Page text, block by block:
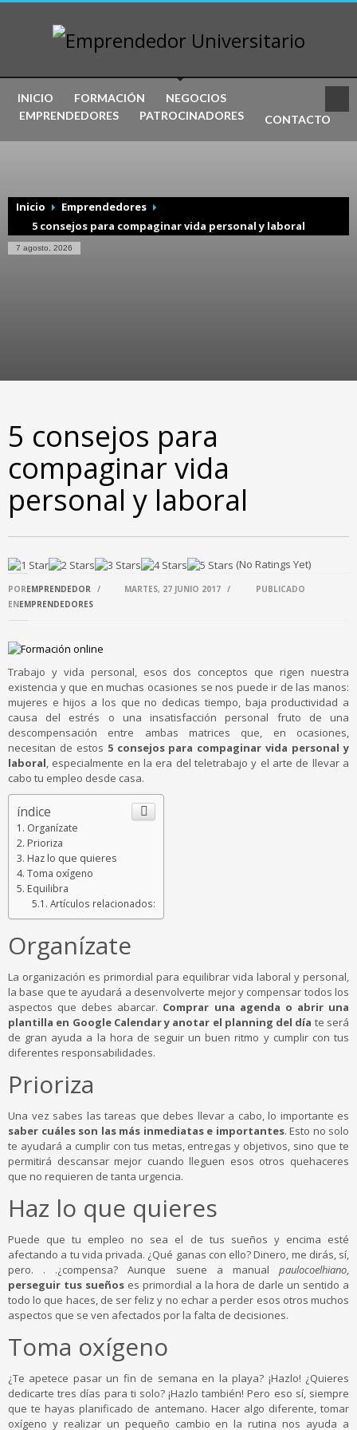
INICIO FORMACIÓN
NEGOCIOS
EMPRENDEDORES
PATROCINADORES CONTACTO
Inicio
Emprendedores
5 consejos para compaginar vida personal y laboral
7 agosto, 2026
5 consejos para
compaginar vida
personal y laboral
(No Ratings Yet)
POREMPRENDEDOR / MARTES, 27 JUNIO 2017 /
PUBLICADO
ENEMPRENDEDORES
Trabajo y vida personal, esos dos conceptos que rigen nuestra
existencia y que en muchas ocasiones se nos puede ir de las manos:
mujeres e hijos a los que no dedicas tiempo, baja productividad a
causa del estrés o una insatisfacción personal fruto de una
descompensación entre ambas matrices que, en ocasiones,
necesitan de estos 5 consejos para compaginar vida personal y
laboral, especialmente en la era del teletrabajo y el arte de llevar a
cabo tu empleo desde casa.
índice
Organízate
Prioriza
Haz lo que quieres
Toma oxígeno
Equilibra
Artículos relacionados:
Organízate
La organización es primordial para equilibrar vida laboral y personal,
la base que te ayudará a desenvolverte mejor y compensar todos los
aspectos que debes abarcar. Comprar una agenda o abrir una
plantilla en Google Calendar y anotar el planning del día te será
de gran ayuda a la hora de seguir un buen ritmo y cumplir con tus
diferentes responsabilidades.
Prioriza
Una vez sabes las tareas que debes llevar a cabo, lo importante es
saber cuáles son las más inmediatas e importantes. Esto no solo
te ayudará a cumplir con tus metas, entregas y objetivos, sino que te
permitirá descansar mejor cuando lleguen esos otros quehaceres
que no requieren de tanta urgencia.
Haz lo que quieres
Puede que tu empleo no sea el de tus sueños y encima esté
afectando a tu vida privada. ¿Qué ganas con ello? Dinero, me dirás, sí,
pero. . .¿compensa? Aunque suene a manual paulocoelhiano,
perseguir tus sueñoses primordial a la hora de darle un sentido a
todo lo que haces, de ser feliz y no echar a perder esos otros muchos
aspectos que se ven afectados por la falta de decisiones.
Toma oxígeno
¿Te apetece pasar un fin de semana en la playa? ¡Hazlo! ¿Quieres
dedicarte tres días para ti solo? ¡Hazlo también! Pero eso sí, siempre
que te hayas planificado de antemano. Hacer algo diferente, tomar
oxígeno y realizar un pequeño cambio en la rutina nos ayuda a